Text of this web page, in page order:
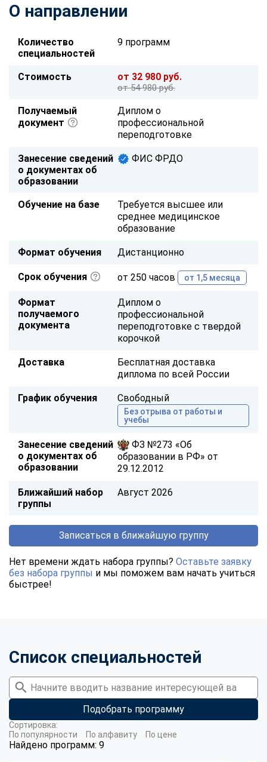
О направлении
Количество
специальностей
9 программ
Стоимость от 32 980 руб.
от 54 980 руб.
Получаемый
документ
Диплом о
профессиональной
переподготовке
Занесение сведений
о документах об
образовании
ФИС ФРДО
Обучение на базе
Требуется высшее или
среднее медицинское
образование
Формат обучения Дистанционно
Срок обучения от 250 часов от 1,5 месяца
Формат
получаемого
документа
Диплом о
профессиональной
переподготовке с твердой
корочкой
Доставка
Бесплатная доставка
диплома по всей России
График обучения Свободный
Без отрыва от работы и
учебы
Занесение сведений
о документах об
образовании
ФЗ №273 «Об
образовании в РФ» от
29.12.2012
Ближайший набор
группы
Август 2026
Записаться в ближайшую группу
Нет времени ждать набора группы? Оставьте заявку
без набора группы и мы поможем вам начать учиться
быстрее!
Список специальностей
Подобрать программу
Найдено программ: 9
Сортировка:
По популярности
По алфавиту По цене